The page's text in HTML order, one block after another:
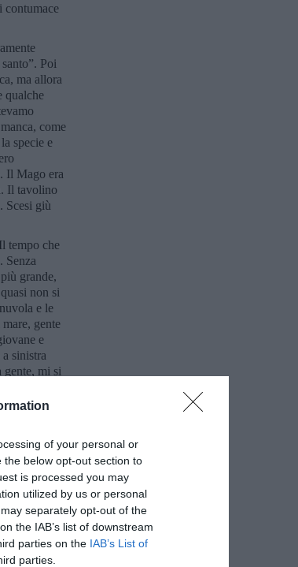
of your personal or
below opt-out section to
is processed you may
utilized by us or personal
separately opt-out of the
the IAB’s list of downstream
parties on the IAB’s List of
parties.
contumace
Poi
ma allora
qualche
come
specie e
Il Mago era
Il tavolino
Scesi giù
tempo che
Senza
grande,
non si
e le
gente
e
sinistra
gente, mi si
per
Era
e la
mare e
Toccai
la tenda
Le